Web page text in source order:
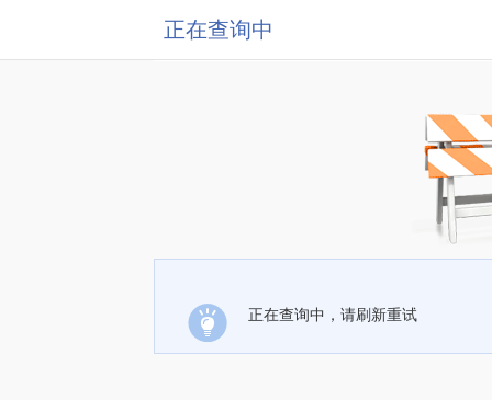
正在查询中
正在查询中，请刷新重试